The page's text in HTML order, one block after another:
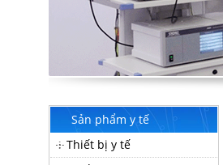
Sản phẩm y tế
Thiết bị y tế